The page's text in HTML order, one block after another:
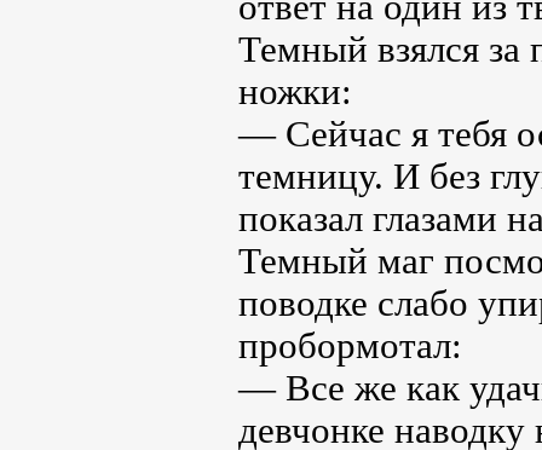
Темный взялся
ножки:
— Сейчас я тебя
темницу. И без
показал глазами
Темный маг
поводке слабо
пробормотал:
— Все же как
девчонке